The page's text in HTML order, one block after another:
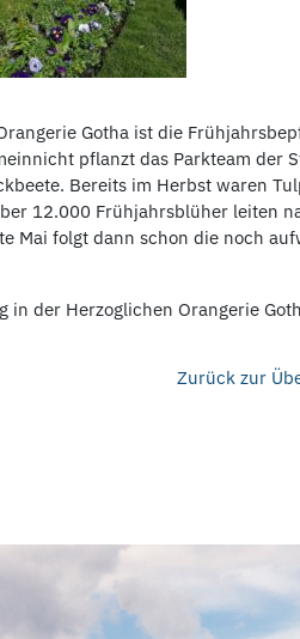
Gotha ist die
pflanzt das Parkteam der
Bereits im Herbst waren
12.000 Frühjahrsblüher leiten
Mai folgt dann schon die noch
in der Herzoglichen Orangerie
Zurück zur